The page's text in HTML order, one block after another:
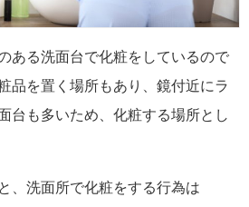
ある洗面台で化粧をしているので
品を置く場所もあり、鏡付近にラ
台も多いため、化粧する場所とし
、洗面所で化粧をする行為は